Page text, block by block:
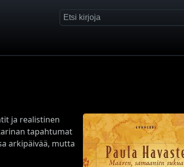
ja realistinen
tapahtumat
arkipäivää, mutta